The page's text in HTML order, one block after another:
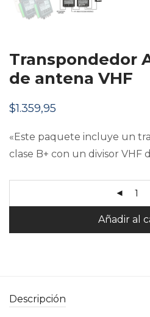
Transpondedor
de antena VHF
$1.359,95
«Este paquete incluye un
clase B+ con un divisor VHF
Añadir al
Descripción